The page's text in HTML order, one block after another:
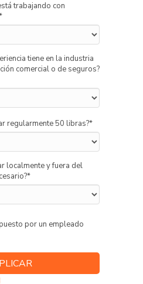
trabajando con
tiene en la industria
comercial o de seguros?
regularmente 50 libras?*
localmente y fuera del
*
por un empleado